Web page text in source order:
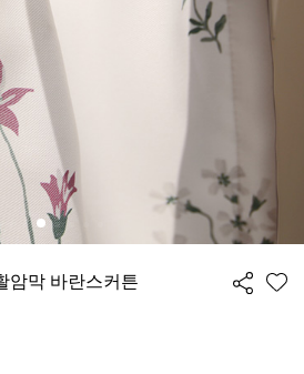
암막 바란스커튼